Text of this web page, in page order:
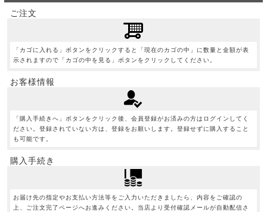
ご注文
「カゴに入れる」ボタンをクリックすると「現在のカゴの中」に数量と金額が表
示されますので「カゴの中を見る」ボタンをクリックしてください。
お客様情報
「購入手続きへ」ボタンをクリック後、会員登録がお済みの方はログインしてく
ださい。登録されていない方は、登録をお願いします。登録せずに購入すること
も可能です。
購入手続き
お届け先の指定やお支払い方法等をご入力いただきましたら、内容をご確認の
上、ご注文完了ページへお進みください。当店より受付確認メールが自動配信さ